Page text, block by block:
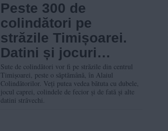
Peste 300 de
colindători pe
străzile Timișoarei.
Datini și jocuri
străvechi
Sute de colindători vor fi pe străzile din centrul
Timișoarei, peste o săptămână, în Alaiul
Colindătorilor. Veți putea vedea bătuta cu dubele,
jocul caprei, colindele de fecior și de fată și alte
datini străvechi.